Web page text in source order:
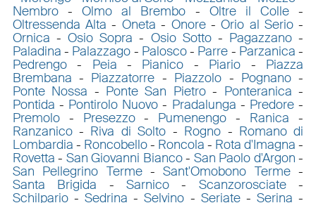
Nembro- Olmo al Brembo - Oltre il Colle -
Oltressenda Alta - Oneta - Onore-Orio al Serio -
Ornica - Osio Sopra - Osio Sotto- Pagazzano -
Paladina - Palazzago - Palosco- Parre - Parzanica -
Pedrengo- Peia - Pianico - Piario - Piazza
Brembana - Piazzatorre - Piazzolo - Pognano -
Ponte Nossa - Ponte San Pietro- Ponteranica -
Pontida - Pontirolo Nuovo - Pradalunga - Predore -
Premolo- Presezzo- Pumenengo - Ranica -
Ranzanico- Riva di Solto - Rogno - Romano di
Lombardia - Roncobello- Roncola - Rota d'Imagna -
Rovetta - San Giovanni Bianco- San Paolo d'Argon -
San Pellegrino Terme-Sant'Omobono Terme-
Santa Brigida - Sarnico - Scanzorosciate-
Schilpario- Sedrina -Selvino - Seriate-Serina -